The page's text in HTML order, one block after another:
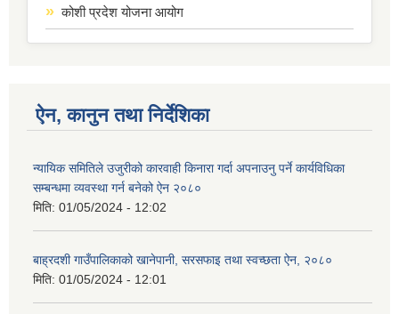
कोशी प्रदेश योजना आयोग
ऐन, कानुन तथा निर्देशिका
न्यायिक समितिले उजुरीको कारवाही किनारा गर्दा अपनाउनु पर्ने कार्यविधिका
सम्बन्धमा व्यवस्था गर्न बनेको ऐन २०८०
मिति: 01/05/2024 - 12:02
बाह्रदशी गाउँपालिकाको खानेपानी, सरसफाइ तथा स्वच्छता ऐन, २०८०
मिति: 01/05/2024 - 12:01